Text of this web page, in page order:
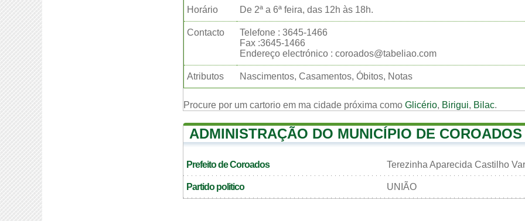
Horário De 2ª a 6ª feira, das 12h às 18h.
Contacto
Telefone : 3645-1466
Fax :3645-1466
Endereço electrónico : coroados@tabeliao.com
Atributos Nascimentos, Casamentos, Óbitos, Notas
Procure por um cartorio em ma cidade próxima como Glicério, Birigui, Bilac.
ADMINISTRAÇÃO DO MUNICÍPIO DE COROADOS
Prefeito de Coroados Terezinha Aparecida Castilho
Partido politico UNIÃO